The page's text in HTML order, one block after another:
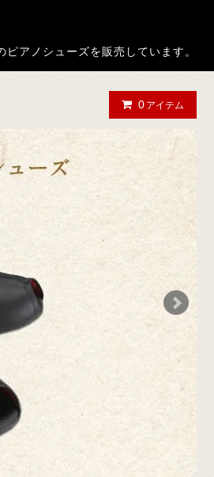
アノシューズを販売しています。
0 アイテム